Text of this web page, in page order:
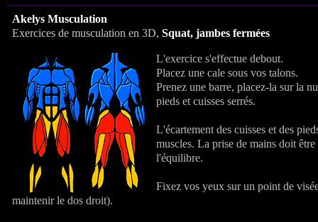
Akelys Musculation
Exercices de musculation en 3D, Squat, jambes fermées
L'exercice s'effectue debout.
Placez une cale sous vos talons.
Prenez une barre, placez-la sur la
pieds et cuisses serrés.
L'écartement des cuisses et des
muscles. La prise de mains doit
l'équilibre.
Fixez vos yeux sur un point de
maintenir le dos droit).